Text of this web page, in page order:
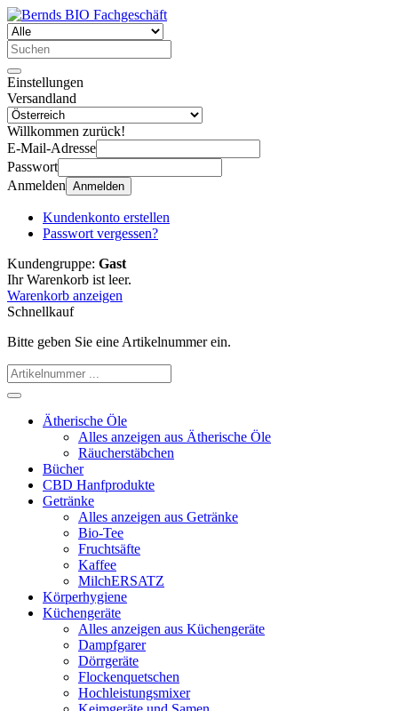
Einstellungen
Versandland
Willkommen zurück!
E-Mail-Adresse
Passwort
Anmelden Anmelden
Kundenkonto erstellen
Passwort vergessen?
Kundengruppe: Gast
Ihr Warenkorb ist leer.
Warenkorb anzeigen
Schnellkauf
Bitte geben Sie eine Artikelnummer ein.
Ätherische Öle
Alles anzeigen aus Ätherische Öle
Räucherstäbchen
Bücher
CBD Hanfprodukte
Getränke
Alles anzeigen aus Getränke
Bio-Tee
Fruchtsäfte
Kaffee
MilchERSATZ
Körperhygiene
Küchengeräte
Alles anzeigen aus Küchengeräte
Dampfgarer
Dörrgeräte
Flockenquetschen
Hochleistungsmixer